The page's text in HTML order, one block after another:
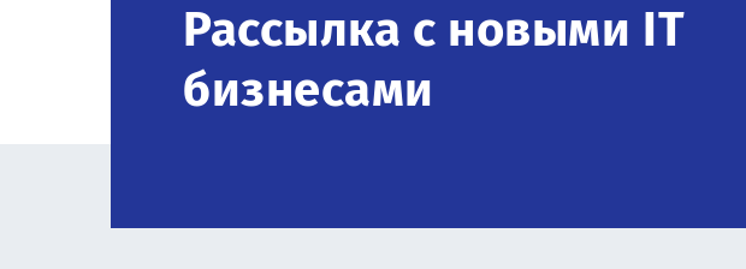
Рассылка с новыми IT
бизнесами